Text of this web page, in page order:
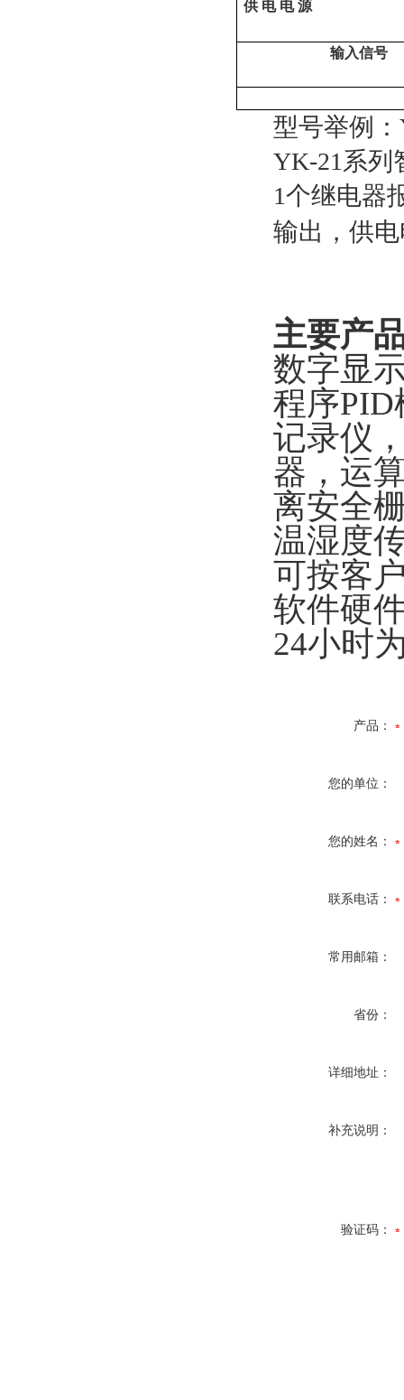
供 电 电 源
输入信号
型号举例：
YK-21系列
1个继电器
输出，供
主要产
数字显
程序
记录仪
器，运
离安全
温湿度
可按客
软件硬
24小时
产品：
您的单位：
您的姓名：
联系电话：
常用邮箱：
省份：
详细地址：
补充说明：
验证码：